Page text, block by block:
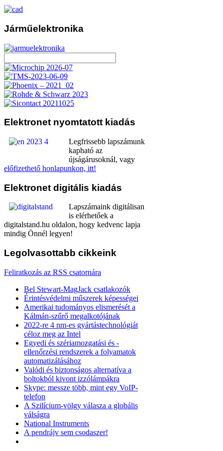
Járműelektronika
Elektronet nyomtatott kiadás
Legfrissebb lapszámunk
kapható az
újságárusoknál, vagy
előfizethető honlapunkon, itt!
Elektronet digitális kiadás
Lapszámaink digitálisan
is elérhetőek a
digitalstand.hu oldalon, hogy kedvenc lapja
mindig Önnél legyen!
Legolvasottabb cikkeink
Feliratkozás az RSS csatornára
Bel Stewart-MagJack csatlakozók
Érintésvédelmi műszerek képességei
Amerikai tudományos elismerését a
Kálmán-szűrő megalkotójának
2022-re 4 nm-es gyártástechnológiát
céloz meg az Intel
Egyedi és szériamozgatási és -
ellenőrzési rendszerek a folyamatok
automatizálásához
Valódi és biztonságos alternatíva a
boltokból kivont izzólámpákra
Skype: messze több, mint egy VoIP-
telefon
A Szilícium-völgy válasza a globális
válságra
National Instruments
A pendrájv sem csodaszer!